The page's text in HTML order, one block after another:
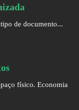
de documento...
físico. Economia